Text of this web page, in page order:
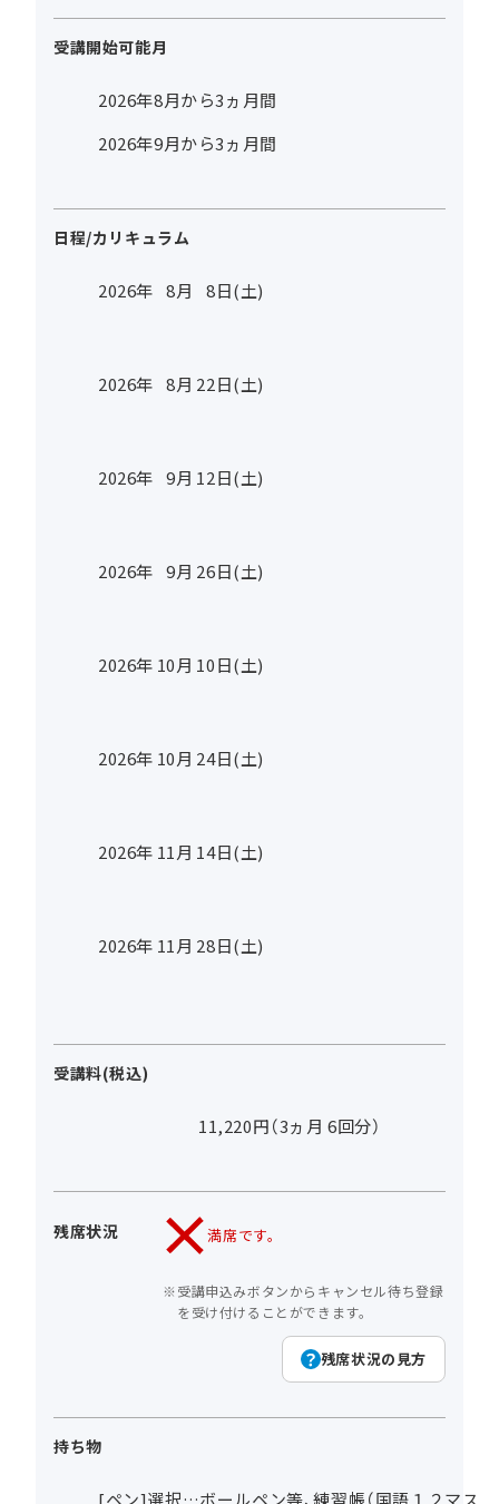
受講開始可能月
2026年8月から3ヵ月間
2026年9月から3ヵ月間
日程/カリキュラム
2026年 8月 8日(土)
2026年 8月 22日(土)
2026年 9月 12日(土)
2026年 9月 26日(土)
2026年 10月 10日(土)
2026年 10月 24日(土)
2026年 11月 14日(土)
2026年 11月 28日(土)
受講料(税込)
11,220円（3ヵ月 6回分）
残席状況 満席です。
受講申込みボタンからキャンセル待ち登録
を受け付けることができます。
残席状況の見方
持ち物